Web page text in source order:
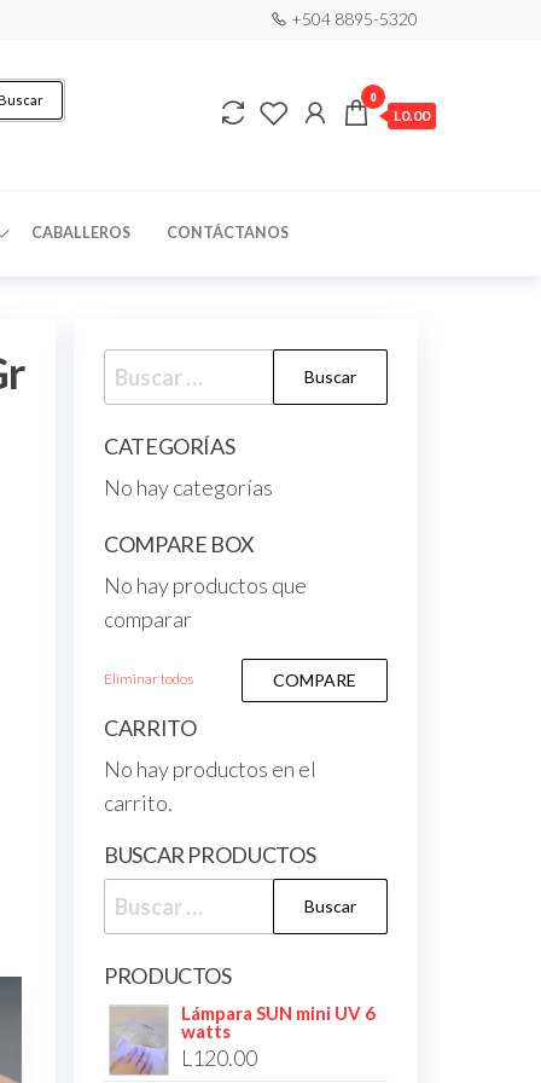
+504 8895-5320
0
L0.00
CABALLEROS CONTÁCTANOS
CATEGORÍAS
No hay categorías
COMPARE BOX
No hay productos que
comparar
Eliminar todos COMPARE
CARRITO
No hay productos en el
carrito.
BUSCAR PRODUCTOS
PRODUCTOS
Lámpara SUN mini UV 6
watts
L 120.00